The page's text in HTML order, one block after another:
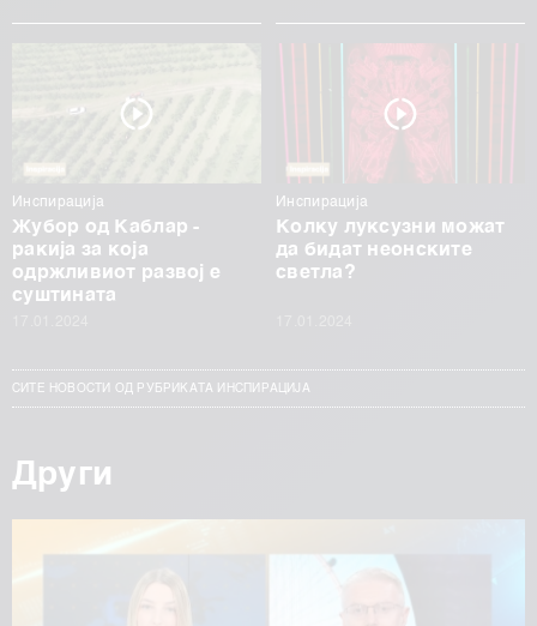
Инспирација
Жубор од Каблар -
ракија за која
одржливиот развој е
суштината
Инспирација
Колку луксузни можат
да бидат неонските
светла?
СИТЕ НОВОСТИ ОД РУБРИКАТА ИНСПИРАЦИЈА
Други